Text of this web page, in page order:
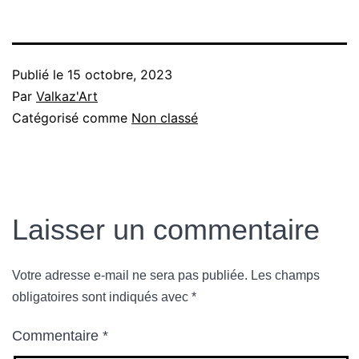
Publié le 15 octobre, 2023
Par Valkaz'Art
Catégorisé comme Non classé
Laisser un commentaire
Votre adresse e-mail ne sera pas publiée. Les champs
obligatoires sont indiqués avec *
Commentaire *